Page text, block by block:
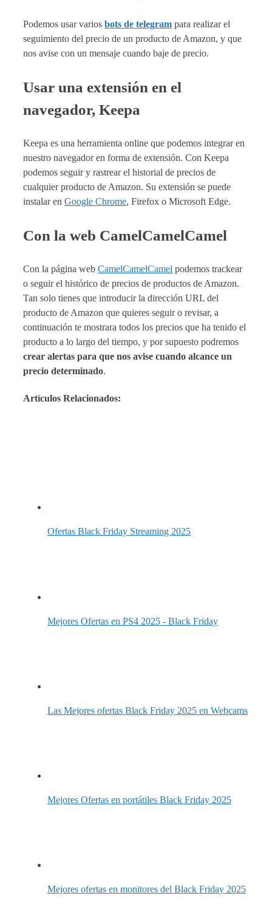
Podemos usar varios bots de telegram para realizar el
seguimiento del precio de un producto de Amazon, y que
nos avise con un mensaje cuando baje de precio.
Usar una extensión en el
navegador, Keepa
Keepa es una herramienta online que podemos integrar en
nuestro navegador en forma de extensión. Con Keepa
podemos seguir y rastrear el historial de precios de
cualquier producto de Amazon. Su extensión se puede
instalar en Google Chrome, Firefox o Microsoft Edge.
Con la web CamelCamelCamel
Con la página web CamelCamelCamel podemos trackear
o seguir el histórico de precios de productos de Amazon.
Tan solo tienes que introducir la dirección URL del
producto de Amazon que quieres seguir o revisar, a
continuación te mostrara todos los precios que ha tenido el
producto a lo largo del tiempo, y por supuesto podremos
crear alertas para que nos avise cuando alcance un
precio determinado.
Artículos Relacionados:
Ofertas Black Friday Streaming 2025
Mejores Ofertas en PS4 2025 - Black Friday
Las Mejores ofertas Black Friday 2025 en Webcams
Mejores Ofertas en portátiles Black Friday 2025
Mejores ofertas en monitores del Black Friday 2025